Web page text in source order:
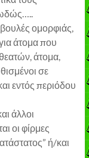
ομορφιάς,
άτομα που
άτομα,
σε
εντός περιόδου
άλλοι
οι φίρμες
ή/και